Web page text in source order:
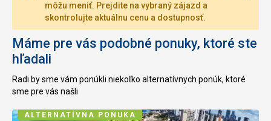
môžu meniť. Prejdite na vybraný zájazd a
skontrolujte aktuálnu cenu a dostupnosť.
Máme pre vás podobné ponuky, ktoré ste
hľadali
Radi by sme vám ponúkli niekoľko alternatívnych ponúk, ktoré
sme pre vás našli
ALTERNATÍVNA PONUKA